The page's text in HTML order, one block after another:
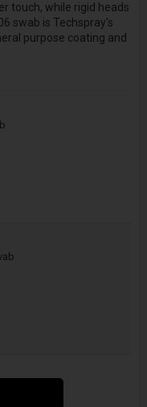
touch, while rigid heads
swab is Techspray's
purpose coating and